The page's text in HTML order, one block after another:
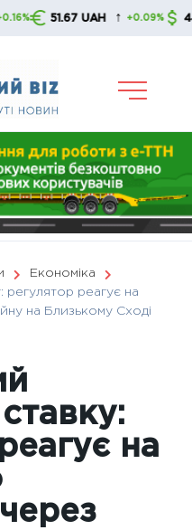
51.67 UAH ↑ +0.09% 44.76
Економіка
регулятор реагує на
на Близькому Сході
на